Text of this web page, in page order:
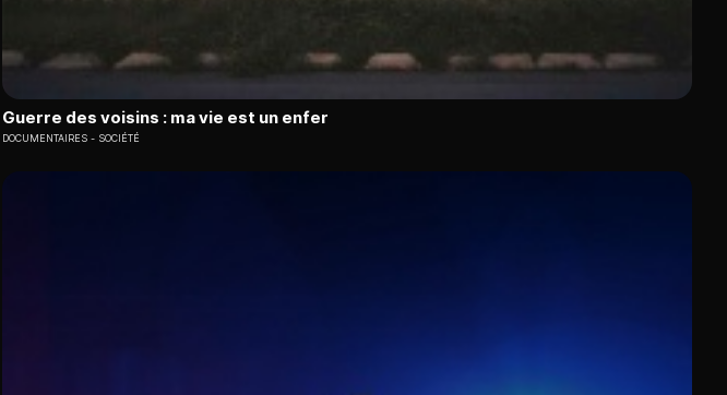
Guerre des voisins : ma vie est un enfer
DOCUMENTAIRES SOCIÉTÉ